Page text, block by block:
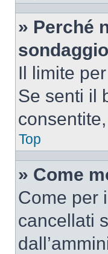
» Perché
Il limite
Se senti il
Top
» Come
Come per
cancellati